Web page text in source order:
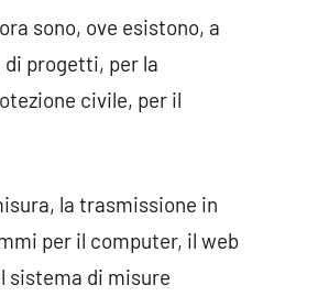
sono, ove esistono, a
progetti, per la
civile, per il
la trasmissione in
per il computer, il web
sistema di misure